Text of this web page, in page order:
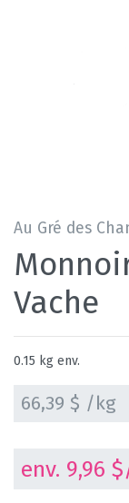
Au Gré des
Vache
0.15 kg env.
66,39 $ /kg
env. 9,96